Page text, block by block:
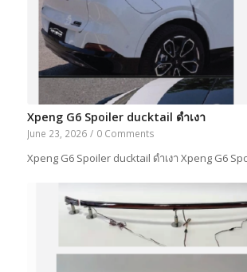
Xpeng G6 Spoiler ducktail ดำเงา
June 23, 2026 / 0 Comments
Xpeng G6 Spoiler ducktail ดำเงา Xpeng G6